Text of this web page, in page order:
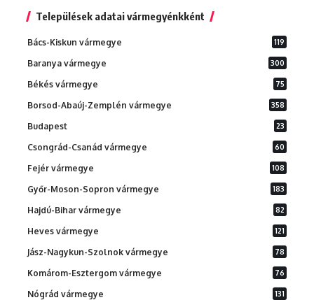
Települések adatai vármegyénkként
Bács-Kiskun vármegye 119
Baranya vármegye 300
Békés vármegye 75
Borsod-Abaúj-Zemplén vármegye 358
Budapest 23
Csongrád-Csanád vármegye 60
Fejér vármegye 108
Győr-Moson-Sopron vármegye 183
Hajdú-Bihar vármegye 82
Heves vármegye 121
Jász-Nagykun-Szolnok vármegye 78
Komárom-Esztergom vármegye 76
Nógrád vármegye 131